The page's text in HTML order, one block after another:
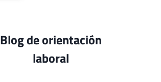
Blog de orientación
laboral